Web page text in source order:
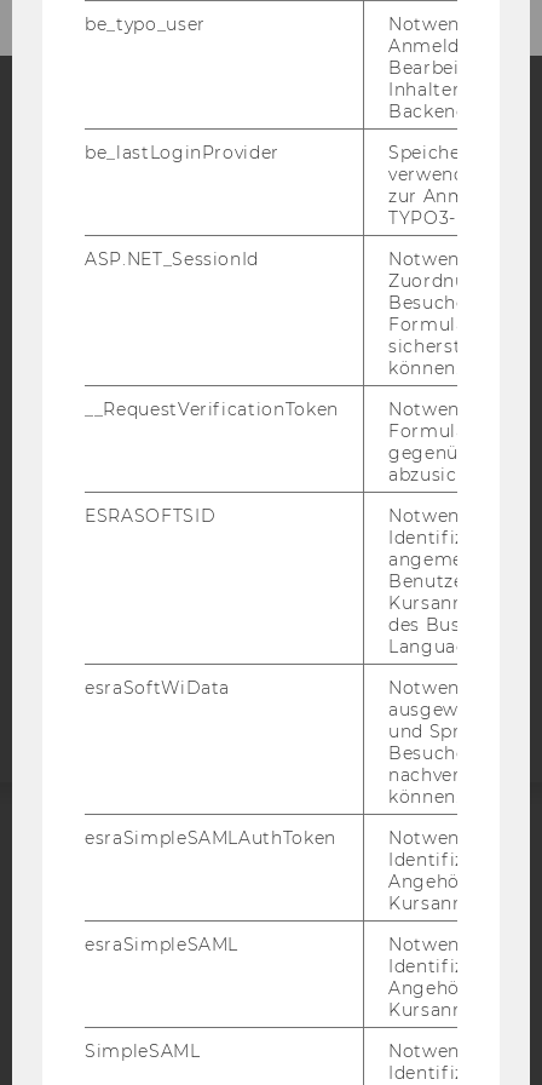
Facebook Blog
YouTube NewsletterBluesky
IMPRESSUM
BARRIEREFREIHEITSERKLÄRUNG WEBSEITE
DATENSCHUTZERKLÄRUNG
DATENSCHUTZERKLÄRUNG SOCIAL MEDIA
DATENSCHUTZERKLÄRUNG
STUDIENBEWERBER*INNEN UND STUDIERENDE
Barrierefreiheitserklärung
Webseite
ACCREDITED BY:
be_typo_user
Notwendig für
Anmeldung und
Bearbeitung von
Inhalten im
Backend.
be_lastLoginProvider
Speichert die
verwendete
zur Anmeldung
TYPO3-Backend.
ASP.NET_SessionId
Notwendig, um
Zuordnung von
Besucher zu
sicherstellen zu
können.
__RequestVerificationToken
Notwendig, um
gegenüber
abzusichern.
ESRASOFTSID
Notwendig zur
Identifizierung
angemeldeten
Benutzers im
des Business
Language
esraSoftWiData
Notwendig um
ausgewählte
und
Besuchers
nachverfolgen
können.
esraSimpleSAMLAuthToken
Notwendig zur
Identifizierung
Angehörige/r für
Kursanmeldung.
esraSimpleSAML
Notwendig zur
Identifizierung
Angehörige/r für
Kursanmeldung.
SimpleSAML
Notwendig zur
Identifizierung